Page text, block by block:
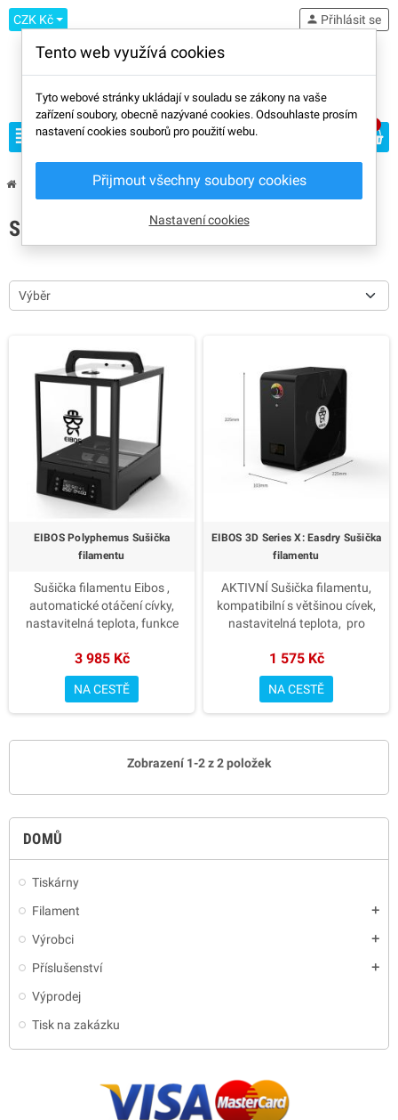
CZK Kč
view_headline
person Přihlásit se
EIBOS
DOMŮ
Tiskárny
Filament
add
Výrobci add
Příslušenství add
Výprodej
Tisk na zakázku
SEZNAM PRODUKTŮ ZNAČKY EIBOS
Výběr
EIBOS Polyphemus Sušička
filamentu
Sušička filamentu Eibos ,
automatické otáčení cívky,
nastavitelná teplota, funkce
vlákna 1.75mm / 2.85mm
3 985 Kč
NA CESTĚ
EIBOS 3D Series X: Easdry Sušička
filamentu
AKTIVNÍ Sušička filamentu,
kompatibilní s většinou cívek,
nastavitelná teplota, pro
2.85mm
1 575 Kč
NA CESTĚ
Zobrazení 1-2 z 2 položek
Tento web využívá cookies
Tyto webové stránky ukládají v souladu se zákony na vaše
zařízení soubory, obecně nazývané cookies. Odsouhlaste prosím
nastavení cookies souborů pro použití webu.
Přijmout všechny soubory cookies
Nastavení cookies